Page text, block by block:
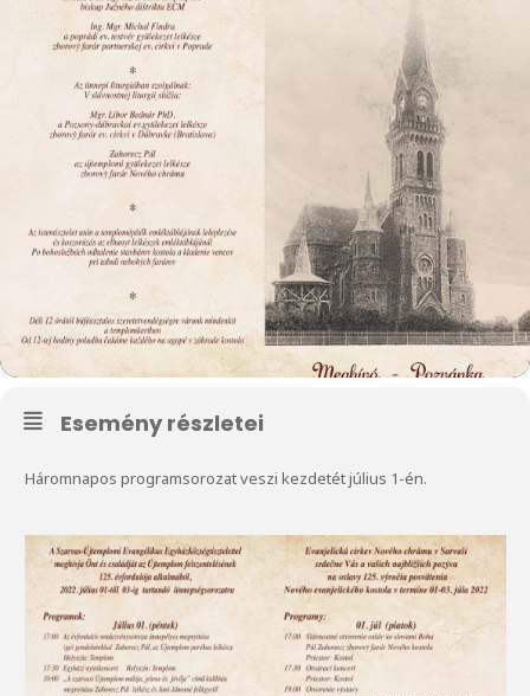
Esemény részletei
Háromnapos programsorozat veszi kezdetét július 1-én.